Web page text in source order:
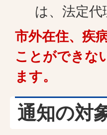
は、法定
市外在住、疾
ことができな
ます。
通知の対